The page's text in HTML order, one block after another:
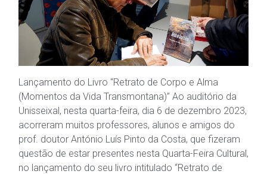
Lançamento do Livro “Retrato de Corpo e Alma
(Momentos da Vida Transmontana)” Ao auditório da
Unisseixal, nesta quarta-feira, dia 6 de dezembro 2023,
acorreram muitos professores, alunos e amigos do
prof. doutor António Luís Pinto da Costa, que fizeram
questão de estar presentes nesta Quarta-Feira Cultural,
no lançamento do seu livro intitulado “Retrato de